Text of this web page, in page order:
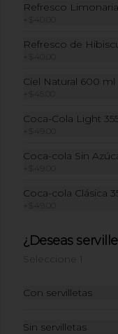
Mercado
Refresco
+ $40.00
Refresco de
+ $40.00
Ciel Natural 600 ml
+ $45.00
Coca-Cola Light
+ $49.00
Coca-cola Sin
+ $49.00
Coca-cola Clásica
+ $49.00
¿Deseas
Seleccione 1
Con servilletas
Sin servilletas